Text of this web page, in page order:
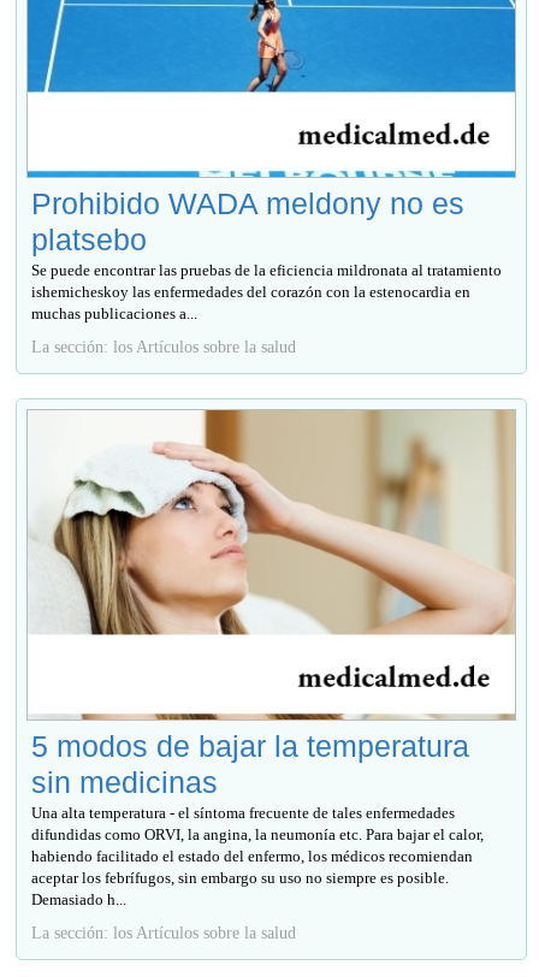
Prohibido WADA meldony no es
platsebo
Se puede encontrar las pruebas de la eficiencia mildronata al tratamiento
ishemicheskoy las enfermedades del corazón con la estenocardia en
muchas publicaciones a...
La sección: los Artículos sobre la salud
5 modos de bajar la temperatura
sin medicinas
Una alta temperatura - el síntoma frecuente de tales enfermedades
difundidas como ORVI, la angina, la neumonía etc. Para bajar el calor,
habiendo facilitado el estado del enfermo, los médicos recomiendan
aceptar los febrífugos, sin embargo su uso no siempre es posible.
Demasiado h...
La sección: los Artículos sobre la salud